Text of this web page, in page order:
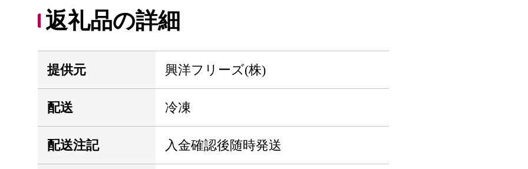
返礼品の詳細
提供元 興洋フリーズ(株)
配送 冷凍
配送注記 入金確認後随時発送